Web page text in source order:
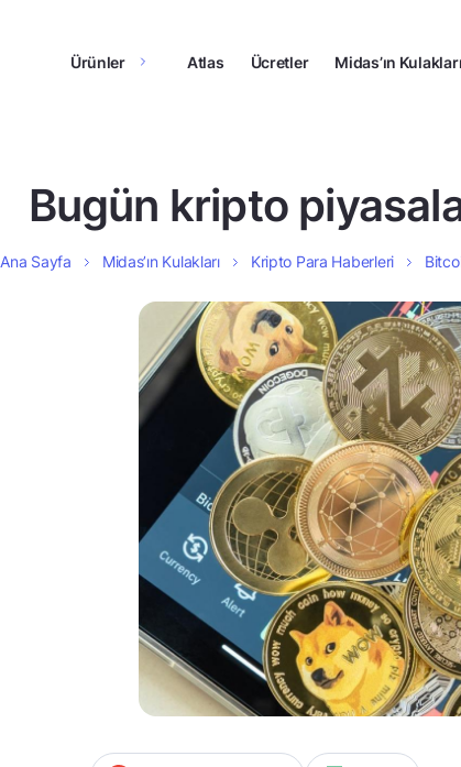
Ürünler Atlas Ücretler Midas’ın Kulakları
Bugün kripto
Ana Sayfa Midas’ın Kulakları Kripto Para Haberleri